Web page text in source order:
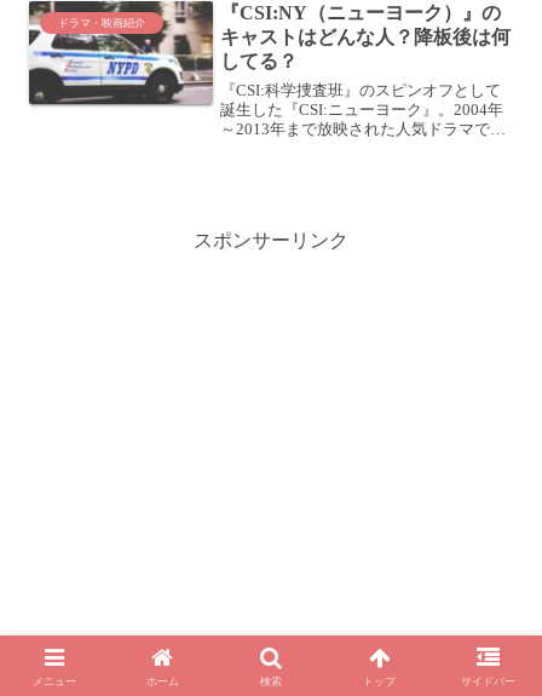
「マダム・ウェブ」とは？マ...
ドラマ・映画紹介
『CSI:NY（ニューヨーク）』の
キャストはどんな人？降板後は何
してる？
『CSI:科学捜査班』のスピンオフとして
誕生した『CSI:ニューヨーク』。2004年
～2013年まで放映された人気ドラマでし
スポンサーリンク
メニュー ホーム 検索 トップ サイドバー